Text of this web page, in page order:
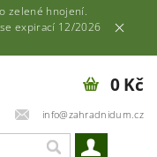
zelené hnojení.
expirací 12/2026
info@zahradnidum.cz
0 Kč